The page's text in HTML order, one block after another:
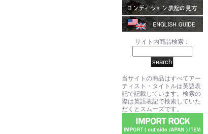
サイト内商品検索：
当サイトの商品はすべてアー
ティスト・タイトルは英語表
記で記載しています。検索の
際は英語表記で検索していた
だくとスムーズです。